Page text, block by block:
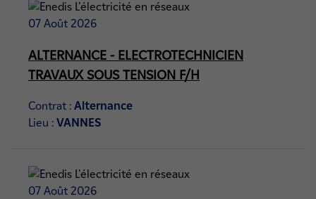
07 Août 2026
ALTERNANCE - ELECTROTECHNICIEN
TRAVAUX SOUS TENSION F/H
Contrat : Alternance
Lieu : VANNES
07 Août 2026